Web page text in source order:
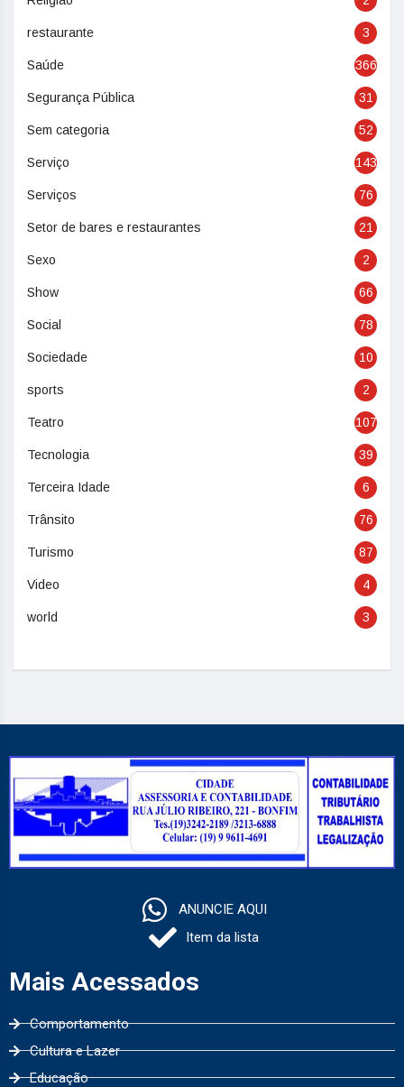
restaurante 3
Saúde 366
Segurança Pública 31
Sem categoria 52
Serviço 143
Serviços 76
Setor de bares e restaurantes 21
Sexo 2
Show 66
Social 78
Sociedade 10
sports 2
Teatro 107
Tecnologia 39
Terceira Idade 6
Trânsito 76
Turismo 87
Video 4
world 3
ANUNCIE AQUI
Item da lista
Mais Acessados
Comportamento
Cultura e Lazer
Educação